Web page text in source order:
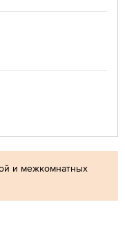
и межкомнатных